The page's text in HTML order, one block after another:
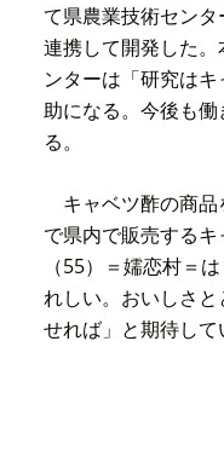
て県農業技術セン
連携して開発した
ンターは「研究は
助になる。今後も
る。
キャベツ酢の商品
で県内で販売する
（55）＝嬬恋村＝
れしい。おいしさ
せれば」と期待して